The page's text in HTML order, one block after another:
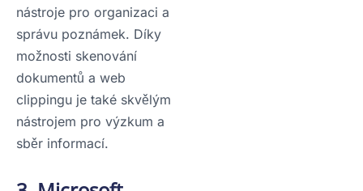
nástroje pro organizaci a
správu poznámek. Díky
možnosti skenování
dokumentů a web
clippingu je také skvělým
nástrojem pro výzkum a
sběr informací.